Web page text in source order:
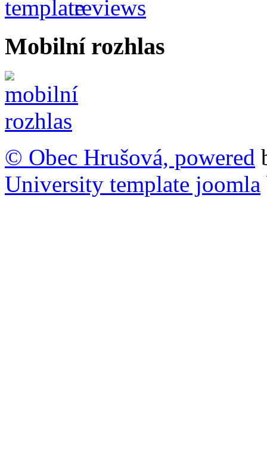
Mobilní rozhlas
© Obec Hrušová, powered
University template joomla